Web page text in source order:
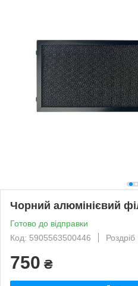
Чорний алюмінієвий
Готово до відправки
Код: 5905563500446
Роздріб
750 ₴